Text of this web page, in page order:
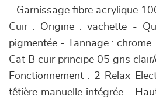
- Garnissage fibre acrylique
Cuir : Origine : vachette -
pigmentée - Tannage : chrome
Cat B cuir principe 05 gris
Fonctionnement : 2 Relax
têtière manuelle intégrée -